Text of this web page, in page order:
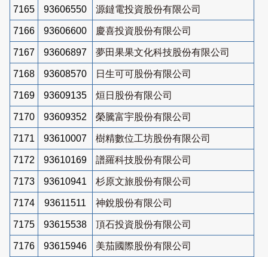
7165 93606550 源鐽電投資股份有限公司
7166 93606600 慶喜投資股份有限公司
7167 93606897 夢田果果文化科技股份有限公司
7168 93608570 日生可可股份有限公司
7169 93609135 烜日股份有限公司
7170 93609352 榮騰富宇股份有限公司
7171 93610007 樹精數位工坊股份有限公司
7172 93610169 譜羅科技股份有限公司
7173 93610941 杉原文旅股份有限公司
7174 93611511 神銳股份有限公司
7175 93615538 頂石投資股份有限公司
7176 93615946 美茄國際股份有限公司